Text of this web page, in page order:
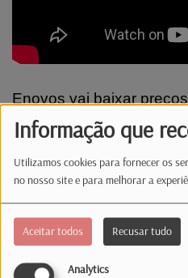
Informação que
Utilizamos cookies para fornecer os
no nosso site e para melhorar a
Aceitar todos Recusar tudo
Analytics
Enovos vai baixar
janeiro. E o Luxemburgo
União Europeia com
rendimento real por
Comentários(0)